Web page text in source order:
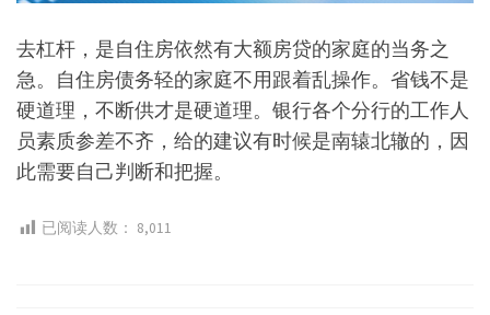
去杠杆，是自住房依然有大额房贷的家庭的当务之
急。自住房债务轻的家庭不用跟着乱操作。省钱不是
硬道理，不断供才是硬道理。银行各个分行的工作人
员素质参差不齐，给的建议有时候是南辕北辙的，因
此需要自己判断和把握。
已阅读人数： 8,011